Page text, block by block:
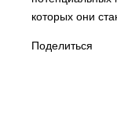
которых они
Поделиться